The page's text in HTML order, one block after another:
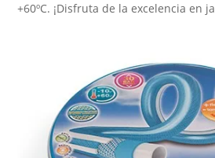
+60ºC. ¡Disfruta de la excelencia en